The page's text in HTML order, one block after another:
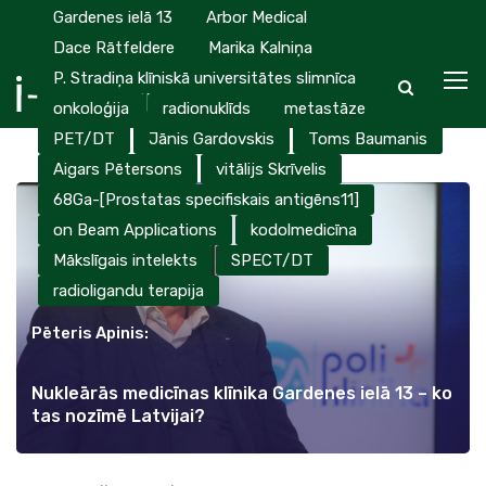
Gardenes ielā 13
Arbor Medical
Dace Rātfeldere
Marika Kalniņa
P. Stradiņa klīniskā universitātes slimnīca
onkoloģija
radionuklīds
metastāze
PET/DT
Jānis Gardovskis
Toms Baumanis
Aigars Pētersons
vitālijs Skrīvelis
68Ga-[Prostatas specifiskais antigēns11]
on Beam Applications
kodolmedicīna
Mākslīgais intelekts
SPECT/DT
radioligandu terapija
Pēteris Apinis:
Nukleārās medicīnas klīnika Gardenes ielā 13 – ko
tas nozīmē Latvijai?